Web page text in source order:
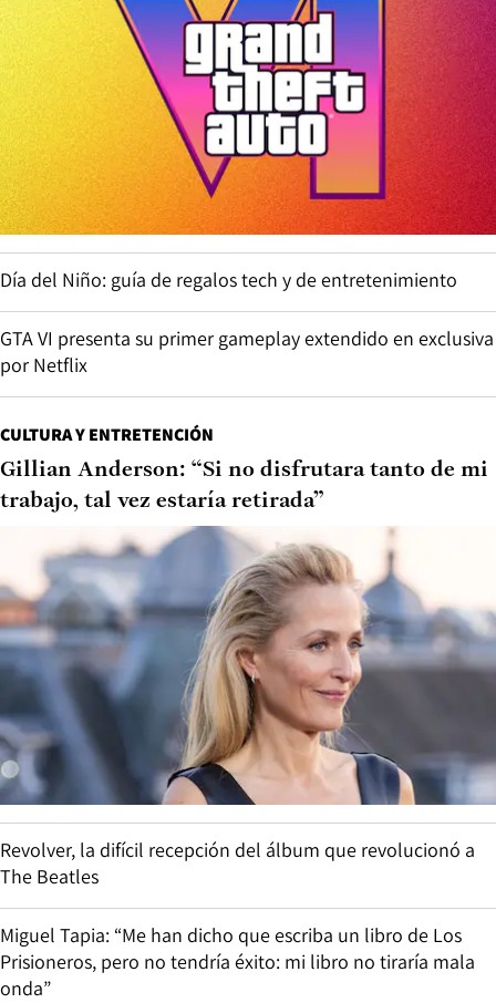
Día del Niño: guía de regalos tech y de entretenimiento
GTA VI presenta su primer gameplay extendido en exclusiva
por Netflix
CULTURA Y ENTRETENCIÓN
Gillian Anderson: “Si no disfrutara tanto de mi
trabajo, tal vez estaría retirada”
Revolver, la difícil recepción del álbum que revolucionó a
The Beatles
Miguel Tapia: “Me han dicho que escriba un libro de Los
Prisioneros, pero no tendría éxito: mi libro no tiraría mala
onda”